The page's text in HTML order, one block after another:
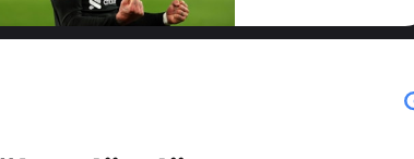
Adım adım Nunez